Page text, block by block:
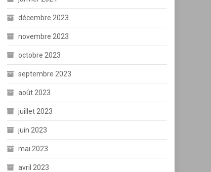
décembre 2023
novembre 2023
octobre 2023
septembre 2023
août 2023
juillet 2023
juin 2023
mai 2023
avril 2023